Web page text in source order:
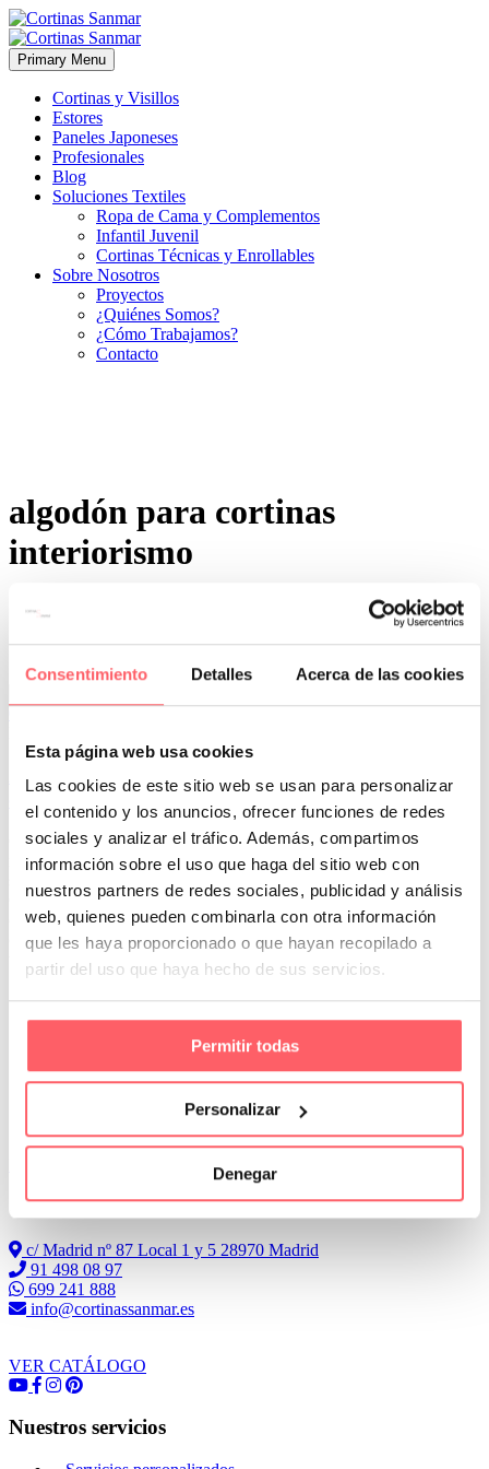
Consentimiento Detalles Acerca de las cookies
Esta página web usa cookies
Las cookies de este sitio web se usan para personalizar
el contenido y los anuncios, ofrecer funciones de redes
sociales y analizar el tráfico. Además, compartimos
información sobre el uso que haga del sitio web con
nuestros partners de redes sociales, publicidad y análisis
web, quienes pueden combinarla con otra información
que les haya proporcionado o que hayan recopilado a
partir del uso que haya hecho de sus servicios.
Permitir todas
Personalizar
Denegar
Primary Menu
Cortinas y Visillos
Estores
Paneles Japoneses
Profesionales
Blog
Soluciones Textiles
Ropa de Cama y Complementos
Infantil Juvenil
Cortinas Técnicas y Enrollables
Sobre Nosotros
Proyectos
¿Quiénes Somos?
¿Cómo Trabajamos?
Contacto
algodón para cortinas
interiorismo
22 May: Los tejidos más usados por interioristas en
confección a medida (y por qué los prefieren)
Cuando un proyecto de interiorismo está bien planteado, los textiles
no se eligen al final. Tampoco se resuelven como un complemento
secundario, forman parte de la arquitectura visual del espacio.
Condicionan la luz, el confort y la percepción de calidad. Por eso,
cuando hablamos de tejidos más usados por interioristas en
confección a medida, no estamos hablando solo de gustos o de
tendencias, sino de decisiones estratégicas.
Conoce Cortinas Sanmar
c/ Madrid nº 87 Local 1 y 5 28970 Madrid
91 498 08 97
699 241 888
info@cortinassanmar.es
VER CATÁLOGO
Nuestros servicios